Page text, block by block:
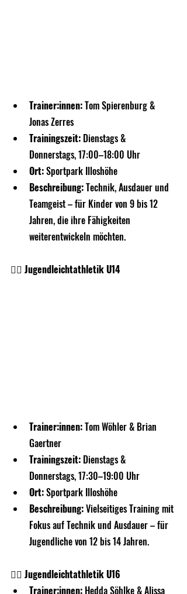
Trainer:innen: Tom Spierenburg &
Jonas Zerres
Trainingszeit: Dienstags &
Donnerstags, 17:00–18:00 Uhr
Ort: Sportpark Illoshöhe
Beschreibung: Technik, Ausdauer und
Teamgeist – für Kinder von 9 bis 12
Jahren, die ihre Fähigkeiten
weiterentwickeln möchten.
🏃‍♀️ Jugendleichtathletik U14
Trainer:innen: Tom Wöhler & Brian
Gaertner
Trainingszeit: Dienstags &
Donnerstags, 17:30–19:00 Uhr
Ort: Sportpark Illoshöhe
Beschreibung: Vielseitiges Training mit
Fokus auf Technik und Ausdauer – für
Jugendliche von 12 bis 14 Jahren.
🏃‍♂️ Jugendleichtathletik U16
Trainer:innen: Hedda Söhlke & Alissa